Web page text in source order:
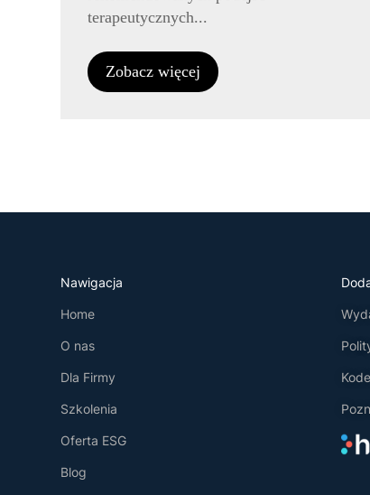
terapeutycznych...
Zobacz więcej
Nawigacja
Home
O nas
Dla Firmy
Szkolenia
Oferta ESG
Blog